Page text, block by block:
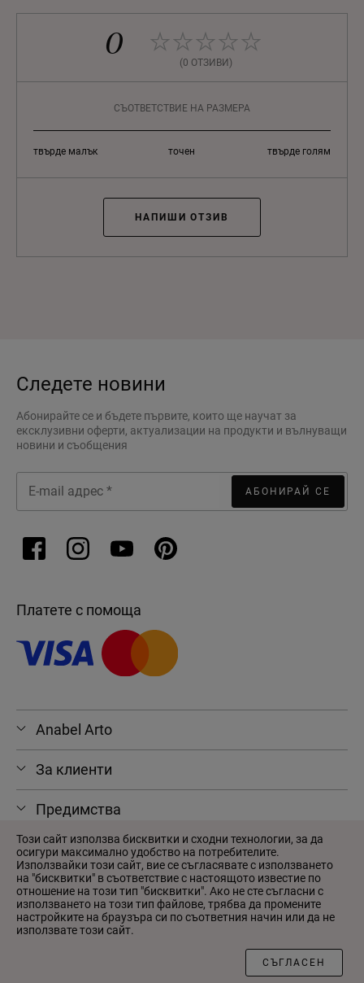
0
(0 ОТЗИВИ)
СЪОТВЕТСТВИЕ НА РАЗМЕРА
твърде малък точен твърде голям
НАПИШИ ОТЗИВ
Следете новини
Абонирайте се и бъдете първите, които ще научат за
ексклузивни оферти, актуализации на продукти и вълнуващи
новини и съобщения
АБОНИРАЙ СЕ
Платете с помоща
Anabel Arto
За клиенти
Предимства
© 2026 Anabel Arto
Потребителско споразумение
Политика за поверителност
Този сайт използва бисквитки и сходни технологии, за да
осигури максимално удобство на потребителите.
Използвайки този сайт, вие се съгласявате с използването
на "бисквитки" в съответствие с настоящото известие по
отношение на този тип "бисквитки". Ако не сте съгласни с
използването на този тип файлове, трябва да промените
настройките на браузъра си по съответния начин или да не
използвате този сайт.
СЪГЛАСЕН